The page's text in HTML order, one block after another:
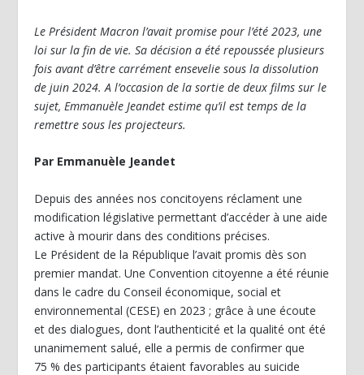
Le Président Macron l’avait promise pour l’été 2023, une
loi sur la fin de vie. Sa décision a été repoussée plusieurs
fois avant d’être carrément ensevelie sous la dissolution
de juin 2024. A l’occasion de la sortie de deux films sur le
sujet, Emmanuèle Jeandet estime qu’il est temps de la
remettre sous les projecteurs.
Par Emmanuèle Jeandet
Depuis des années nos concitoyens réclament une
modification législative permettant d’accéder à une aide
active à mourir dans des conditions précises.
Le Président de la République l’avait promis dès son
premier mandat. Une Convention citoyenne a été réunie
dans le cadre du Conseil économique, social et
environnemental (CESE) en 2023 ; grâce à une écoute
et des dialogues, dont l’authenticité et la qualité ont été
unanimement salué, elle a permis de confirmer que
75 % des participants étaient favorables au suicide